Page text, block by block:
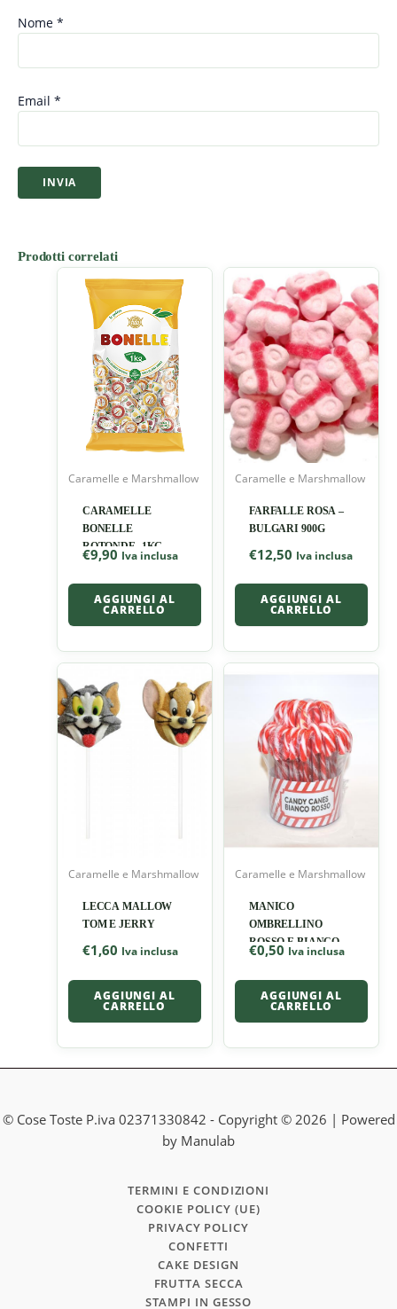
Nome *
Email *
Prodotti correlati
Caramelle e Marshmallow
CARAMELLE
BONELLE
ROTONDE -1KG
€9,90 Iva inclusa
AGGIUNGI AL
CARRELLO
Caramelle e Marshmallow
FARFALLE ROSA –
BULGARI 900G
€12,50 Iva inclusa
AGGIUNGI AL
CARRELLO
Caramelle e Marshmallow
LECCA MALLOW
TOM E JERRY
€1,60 Iva inclusa
AGGIUNGI AL
CARRELLO
Caramelle e Marshmallow
MANICO
OMBRELLINO
ROSSO E BIANCO
€0,50 Iva inclusa
AGGIUNGI AL
CARRELLO
© Cose Toste P.iva 02371330842 - Copyright © 2026 | Powered
by Manulab
TERMINI E CONDIZIONI
COOKIE POLICY (UE)
PRIVACY POLICY
CONFETTI
CAKE DESIGN
FRUTTA SECCA
STAMPI IN GESSO